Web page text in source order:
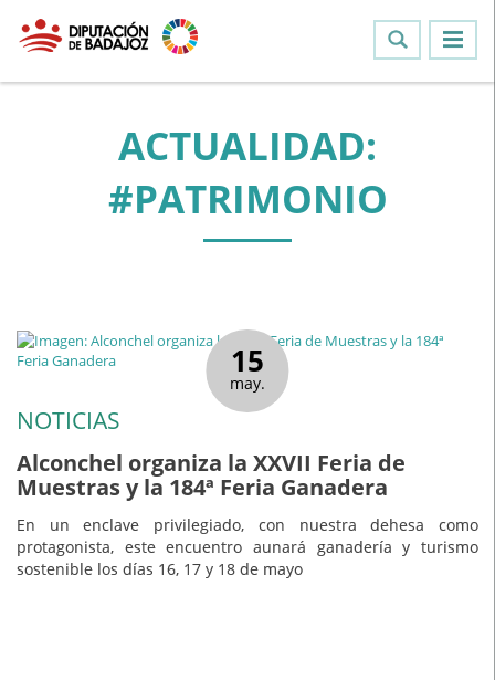
ACTUALIDAD:
#PATRIMONIO
15
may.
NOTICIAS
Alconchel organiza la XXVII Feria de
Muestras y la 184ª Feria Ganadera
En un enclave privilegiado, con nuestra dehesa como
protagonista, este encuentro aunará ganadería y turismo
sostenible los días 16, 17 y 18 de mayo